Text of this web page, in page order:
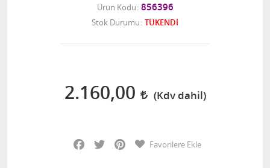
Ürün Kodu 856396
Stok Durumu TÜKENDİ
2.160,00
Facebook
Twitter PinterestFavorilere Ekle